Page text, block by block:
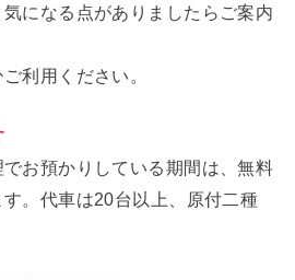
になる点がありましたらご案内
利用ください。
お預かりしている期間は、無料
。代車は20台以上、原付二種